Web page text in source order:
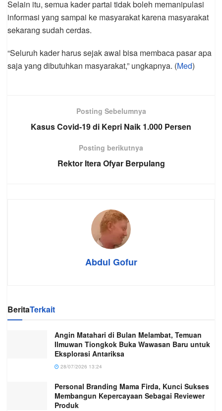
Selain itu, semua kader partai tidak boleh memanipulasi
informasi yang sampai ke masyarakat karena masyarakat
sekarang sudah cerdas.
“Seluruh kader harus sejak awal bisa membaca pasar apa
saja yang dibutuhkan masyarakat,” ungkapnya. (Med)
Posting Sebelumnya
Kasus Covid-19 di Kepri Naik 1.000 Persen
Posting berikutnya
Rektor Itera Ofyar Berpulang
Abdul Gofur
BeritaTerkait
Angin Matahari di Bulan Melambat, Temuan
Ilmuwan Tiongkok Buka Wawasan Baru untuk
Eksplorasi Antariksa
28/07/2026 13:24
Personal Branding Mama Firda, Kunci Sukses
Membangun Kepercayaan Sebagai Reviewer
Produk